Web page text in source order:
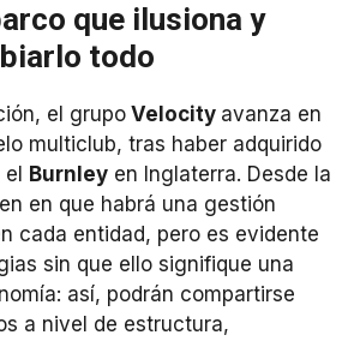
que ilusiona y
todo
el grupo Velocity avanza en
multiclub, tras haber adquirido
Burnley en Inglaterra. Desde la
en que habrá una gestión
cada entidad, pero es evidente
sin que ello signifique una
así, podrán compartirse
a nivel de estructura,